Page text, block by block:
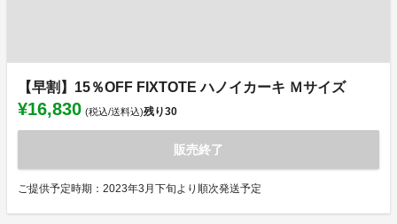
【早割】15％OFF FIXTOTE ハノイカーキ Ｍサイズ
¥16,830 (税込/送料込)残り30
販売終了
ご提供予定時期：2023年3月下旬より順次発送予定